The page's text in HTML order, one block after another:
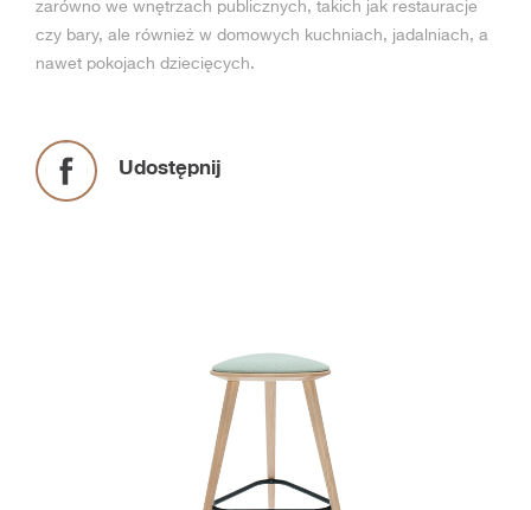
zarówno we wnętrzach publicznych, takich jak restauracje
czy bary, ale również w domowych kuchniach, jadalniach, a
nawet pokojach dziecięcych.
Udostępnij